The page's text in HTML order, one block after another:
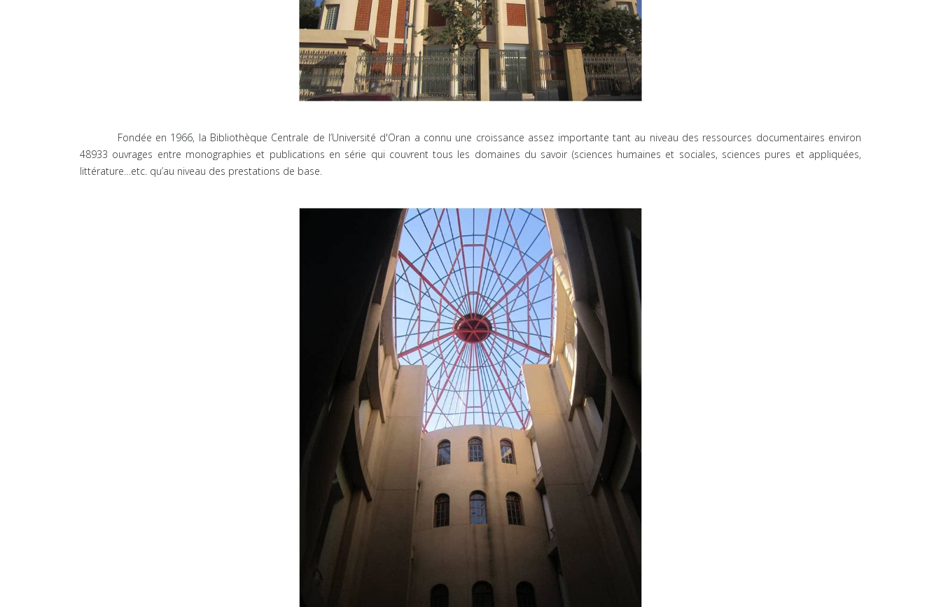
Fondée en 1966, la Bibliothèque Centrale de l’Université d'Oran a connu une croissance assez importante tant au niveau des ressources documentaires environ
48933 ouvrages entre monographies et publications en série qui couvrent tous les domaines du savoir (sciences humaines et sociales, sciences pures et appliquées,
littérature…etc. qu’au niveau des prestations de base.